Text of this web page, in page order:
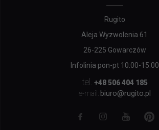
Rugito
Aleja Wyzwolenia 61
26-225 Gowarczów
Infolinia pon-pt 10:00-15:00
tel. +48 506 404 185
e-mail: biuro@rugito.pl